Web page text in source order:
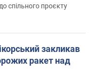
спільного проєкту
закликав
ракет над